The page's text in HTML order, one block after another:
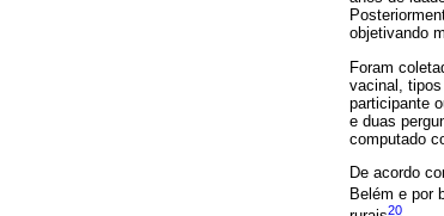
objetivando
Foram
vacinal,
participante
e duas
computado
De acordo
Belém e por
20